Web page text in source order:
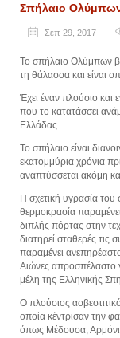
Σπήλαιο
Σεπ 29, 2017
Το σπήλαιο Ολύμπων
τη θάλασσα και είναι
Έχει έναν πλούσιο και
που το κατατάσσει
Ελλάδας.
Το σπήλαιο είναι
εκατομμύρια χρόνια
αναπτύσσεται ακόμη
Η σχετική υγρασία
θερμοκρασία
διπλής πόρτας στην
διατηρεί σταθερές τις
παραμένει
Αιώνες απροσπέλαστο
μέλη της Ελληνικής
Ο πλούσιος
οποία κέντρισαν την
όπως Μέδουσα,